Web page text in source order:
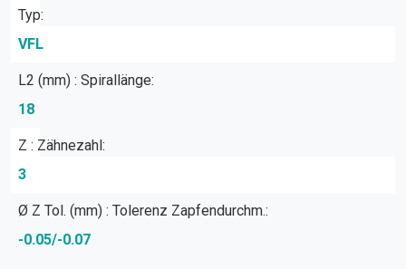
Typ:
VFL
L2 (mm) : Spirallänge:
18
Z : Zähnezahl:
3
Ø Z Tol. (mm) : Tolerenz Zapfendurchm.:
-0.05/-0.07